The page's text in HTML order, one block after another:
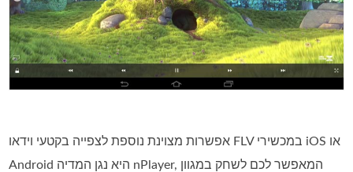
אפשרות מצוינת נוספת לצפייה בקטעי וידאו FLV במכשירי iOS או
Android היא נגן המדיה nPlayer, המאפשר לכם לשחק במגוון